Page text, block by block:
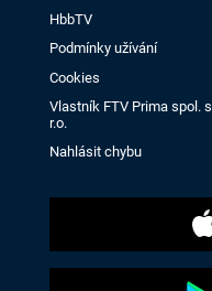
HbbTV
Podmínky užívání
Cookies
Vlastník FTV Prima spol. s
r.o.
Nahlásit chybu